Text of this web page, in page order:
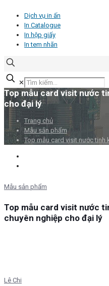
Dịch vụ in ấn
In Catalogue
In hộp giấy
In tem nhãn
✕
Top mẫu card visit nước
cho đại lý
Trang chủ
Mẫu sản phẩm
Top mẫu card visit nước tinh
Mẫu sản phẩm
Top mẫu card visit nước
chuyên nghiệp cho đại lý
Lê Chi